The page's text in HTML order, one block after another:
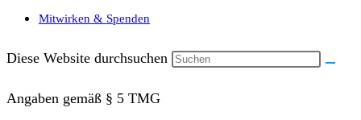
Mitwirken & Spenden
Diese Website durchsuchen
Angaben gemäß § 5 TMG